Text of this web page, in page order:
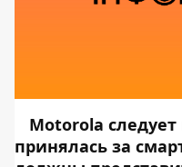
Motorola
принялась за